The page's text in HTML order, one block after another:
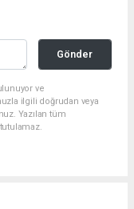
Gönder
ve
ilgili doğrudan veya
Yazılan tüm